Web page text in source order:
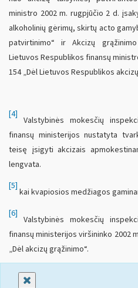
ministro 2002 m. rugpjūčio 2 d.
alkoholinių gėrimų, skirtų acto
patvirtinimo“ ir Akcizų
Lietuvos Respublikos finansų
154 „Dėl Lietuvos Respublikos
[4]
Valstybinės mokesčių
finansų ministerijos nustatyta
teisę įsigyti akcizais
lengvata.
[5]
kai kvapiosios medžiagos
[6]
Valstybinės mokesčių
finansų ministerijos viršininko 2002
„Dėl akcizų grąžinimo“.